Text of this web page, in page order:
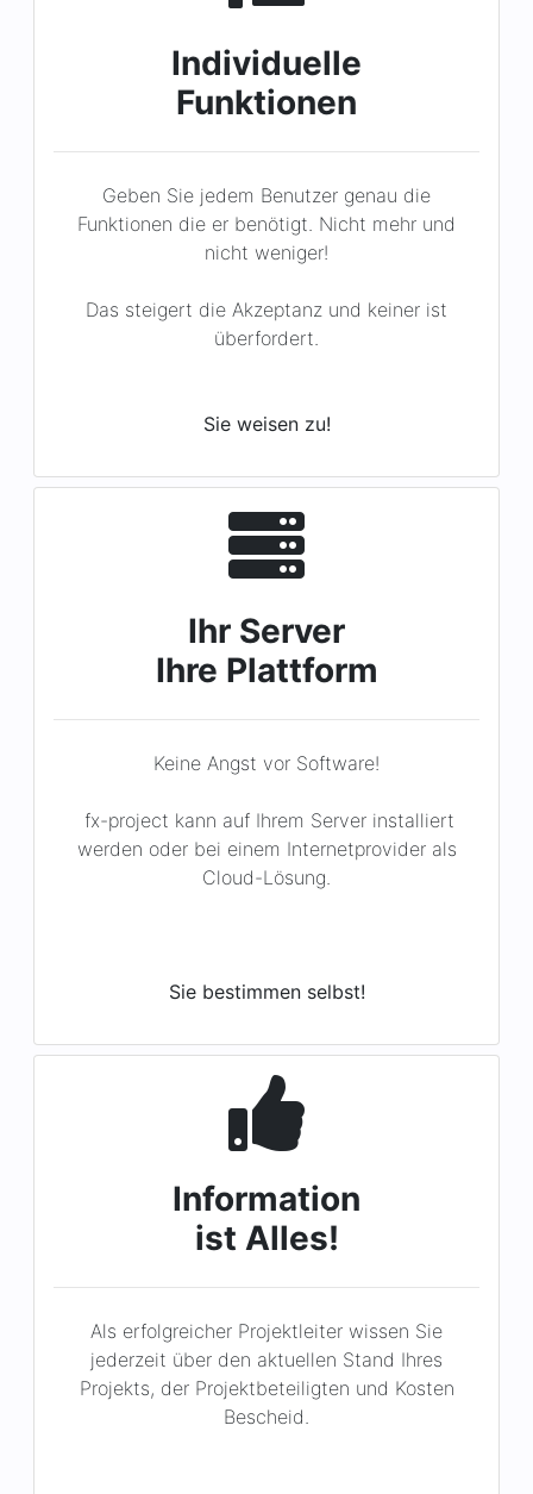
Individuelle
Funktionen
Geben Sie jedem Benutzer genau die
Funktionen die er benötigt. Nicht mehr und
nicht weniger!
Das steigert die Akzeptanz und keiner ist
überfordert.
Ihr Server
Ihre Plattform
Keine Angst vor Software!
fx-project kann auf Ihrem Server installiert
werden oder bei einem Internetprovider als
Cloud-Lösung.
Information
ist Alles!
Als erfolgreicher Projektleiter wissen Sie
jederzeit über den aktuellen Stand Ihres
Projekts, der Projektbeteiligten und Kosten
Bescheid.